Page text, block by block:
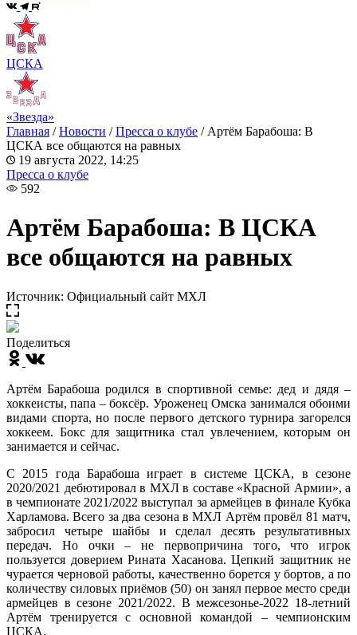
ЦСКА
«Звезда»
Главная /Новости /Пресса о клубе / Артём Барабоша: В
ЦСКА все общаются на равных
19 августа 2022, 14:25
Пресса о клубе
592
Артём Барабоша: В ЦСКА
все общаются на равных
Источник: Официальный сайт МХЛ
Поделиться
Артём Барабоша родился в спортивной семье: дед и дядя –
хоккеисты, папа – боксёр. Уроженец Омска занимался обоими
видами спорта, но после первого детского турнира загорелся
хоккеем. Бокс для защитника стал увлечением, которым он
занимается и сейчас.
С 2015 года Барабоша играет в системе ЦСКА, в сезоне
2020/2021 дебютировал в МХЛ в составе «Красной Армии», а
в чемпионате 2021/2022 выступал за армейцев в финале Кубка
Харламова. Всего за два сезона в МХЛ Артём провёл 81 матч,
забросил четыре шайбы и сделал десять результативных
передач. Но очки – не первопричина того, что игрок
пользуется доверием Рината Хасанова. Цепкий защитник не
чурается черновой работы, качественно борется у бортов, а по
количеству силовых приёмов (50) он занял первое место среди
армейцев в сезоне 2021/2022. В межсезонье-2022 18-летний
Артём тренируется с основной командой – чемпионским
ЦСКА.